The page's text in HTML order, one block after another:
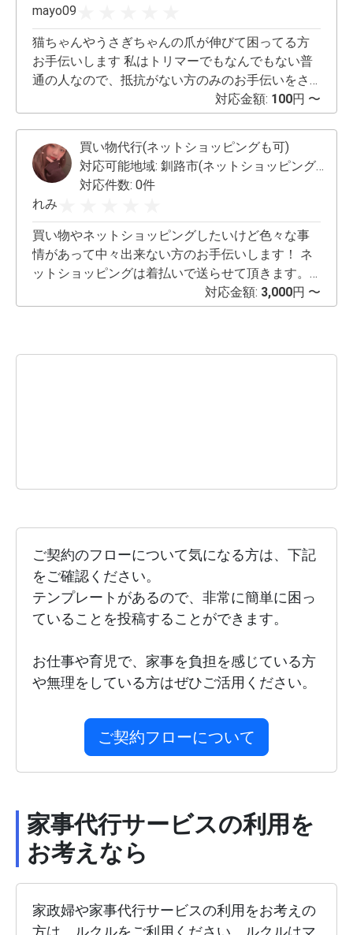
mayo09
猫ちゃんやうさぎちゃんの爪が伸びて困ってる方
お手伝いします 私はトリマーでもなんでもない普
通の人なので、抵抗がない方のみのお手伝いをさ
子猫6匹 過去には、犬🐶、うさぎ🐰、ハムスター
してきました😊 （キツネさんに関しては一時保護
で数日間お世話をしました） 病院に行くと一回
500円〜かかってしまうこと、連れて行くのも大変
なことなどを考え、爪切りくらいなら私でもお手
伝いできるかな？と思い投稿させていただきまし
た☺️ ご相談ください☺️ 曜日や時間などはその都度
お話しできたらと思いますので、ご希望あればご
対応金額: 100円 〜
買い物代行(ネットショッピングも可)
対応可能地域: 釧路市(ネットショッピングは全国各地可能)
対応件数: 0件
れみ
買い物やネットショッピングしたいけど色々な事
情があって中々出来ない方のお手伝いします！ ネ
ットショッピングは着払いで送らせて頂きます。
買い物代行は、釧路市内の方限定とさせて頂いて
います。
対応金額: 3,000円 〜
ご契約のフローについて気になる方は、下記
をご確認ください。
テンプレートがあるので、非常に簡単に困っ
ていることを投稿することができます。
お仕事や育児で、家事を負担を感じている方
や無理をしている方はぜひご活用ください。
ご契約フローについて
家事代行サービスの利用を
お考えなら
家政婦や家事代行サービスの利用をお考えの
方は、ルクルをご利用ください。ルクルはマ